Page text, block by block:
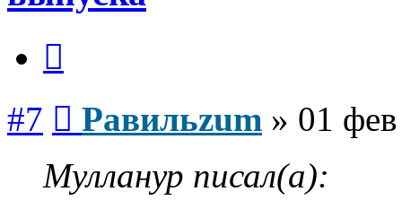
#7 Равильzum » 01
Мулланур писал(а):